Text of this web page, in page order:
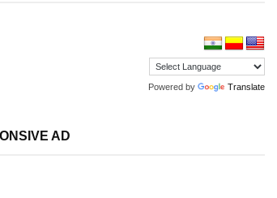
Powered by Translate
AD